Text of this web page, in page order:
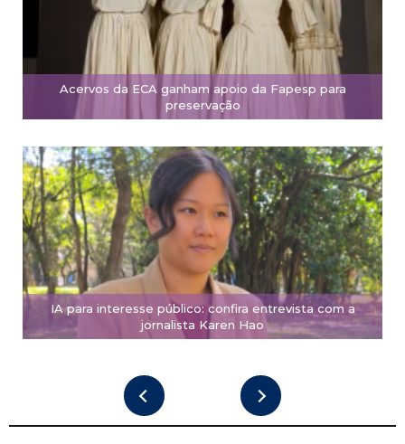
Acervos da ECA ganham apoio da Fapesp para
preservação
IA para interesse público: confira entrevista com a
jornalista Karen Hao